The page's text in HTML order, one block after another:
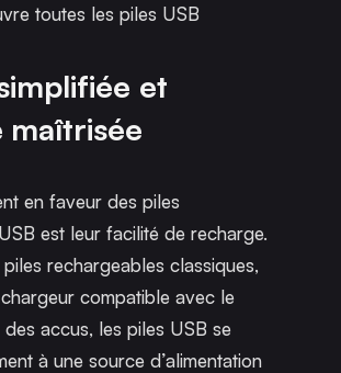
toutes les piles USB
et
maîtrisée
en faveur des piles
est leur facilité de recharge.
rechargeables classiques,
compatible avec le
accus, les piles USB se
à une source d’alimentation